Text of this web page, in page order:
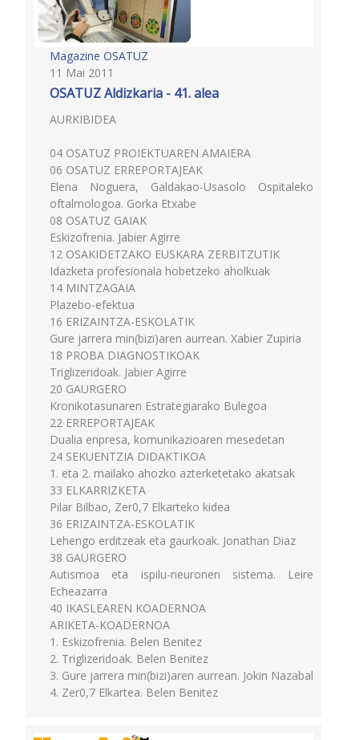
Magazine OSATUZ
11 Mai 2011
OSATUZ Aldizkaria - 41. alea
AURKIBIDEA
04 OSATUZ PROIEKTUAREN AMAIERA
06 OSATUZ ERREPORTAJEAK
Elena Noguera, Galdakao-Usasolo Ospitaleko
oftalmologoa. Gorka Etxabe
08 OSATUZ GAIAK
Eskizofrenia. Jabier Agirre
12 OSAKIDETZAKO EUSKARA ZERBITZUTIK
Idazketa profesionala hobetzeko aholkuak
14 MINTZAGAIA
Plazebo-efektua
16 ERIZAINTZA-ESKOLATIK
Gure jarrera min(bizi)aren aurrean. Xabier Zupiria
18 PROBA DIAGNOSTIKOAK
Triglizeridoak. Jabier Agirre
20 GAURGERO
Kronikotasunaren Estrategiarako Bulegoa
22 ERREPORTAJEAK
Dualia enpresa, komunikazioaren mesedetan
24 SEKUENTZIA DIDAKTIKOA
1. eta 2. mailako ahozko azterketetako akatsak
33 ELKARRIZKETA
Pilar Bilbao, Zer0,7 Elkarteko kidea
36 ERIZAINTZA-ESKOLATIK
Lehengo erditzeak eta gaurkoak. Jonathan Diaz
38 GAURGERO
Autismoa eta ispilu-neuronen sistema. Leire
Echeazarra
40 IKASLEAREN KOADERNOA
ARIKETA-KOADERNOA
1. Eskizofrenia. Belen Benitez
2. Triglizeridoak. Belen Benitez
3. Gure jarrera min(bizi)aren aurrean. Jokin Nazabal
4. Zer0,7 Elkartea. Belen Benitez